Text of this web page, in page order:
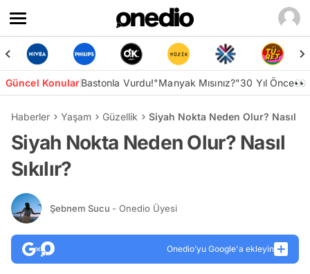
Güncel KonularBastonla Vurdu!"Manyak Mısınız?"30 Yıl Önce👀
Haberler Yaşam Güzellik Siyah Nokta Neden Olur? Nasıl
Siyah Nokta Neden Olur? Nasıl
Sıkılır?
Şebnem Sucu - Onedio Üyesi
Onedio’yu Google'a ekleyin